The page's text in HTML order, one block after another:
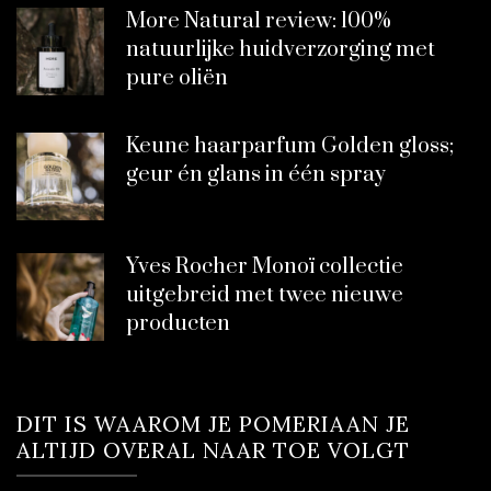
More Natural review: 100%
natuurlijke huidverzorging met
pure oliën
Keune haarparfum Golden gloss;
geur én glans in één spray
Yves Rocher Monoï collectie
uitgebreid met twee nieuwe
producten
DIT IS WAAROM JE POMERIAAN JE
ALTIJD OVERAL NAAR TOE VOLGT